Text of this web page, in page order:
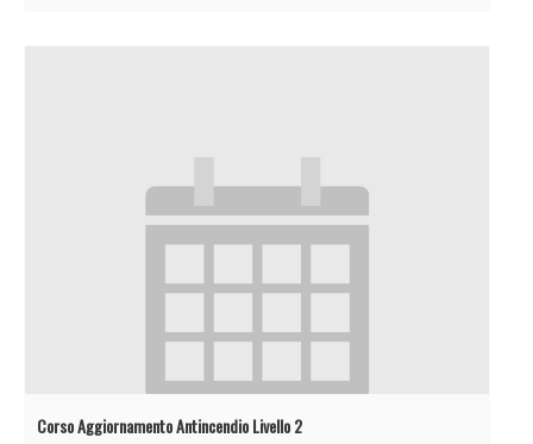
Corso Aggiornamento Antincendio Livello 2